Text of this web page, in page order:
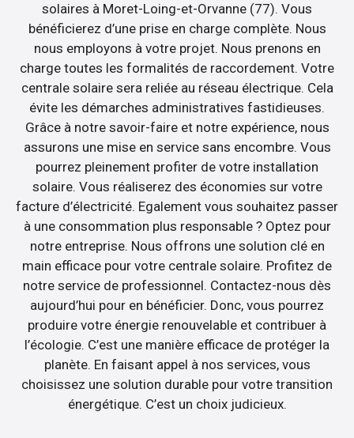
solaires à Moret-Loing-et-Orvanne (77). Vous
bénéficierez d’une prise en charge complète. Nous
nous employons à votre projet. Nous prenons en
charge toutes les formalités de raccordement. Votre
centrale solaire sera reliée au réseau électrique. Cela
évite les démarches administratives fastidieuses.
Grâce à notre savoir-faire et notre expérience, nous
assurons une mise en service sans encombre. Vous
pourrez pleinement profiter de votre installation
solaire. Vous réaliserez des économies sur votre
facture d’électricité. Egalement vous souhaitez passer
à une consommation plus responsable ? Optez pour
notre entreprise. Nous offrons une solution clé en
main efficace pour votre centrale solaire. Profitez de
notre service de professionnel. Contactez-nous dès
aujourd’hui pour en bénéficier. Donc, vous pourrez
produire votre énergie renouvelable et contribuer à
l’écologie. C’est une manière efficace de protéger la
planète. En faisant appel à nos services, vous
choisissez une solution durable pour votre transition
énergétique. C’est un choix judicieux.